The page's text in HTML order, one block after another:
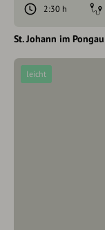
2:30 h
St. Johann im Pongau
leicht